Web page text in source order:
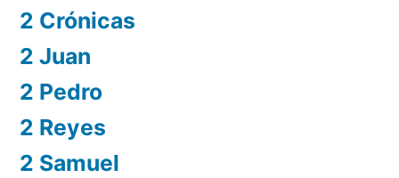
2 Crónicas
2 Juan
2 Pedro
2 Reyes
2 Samuel